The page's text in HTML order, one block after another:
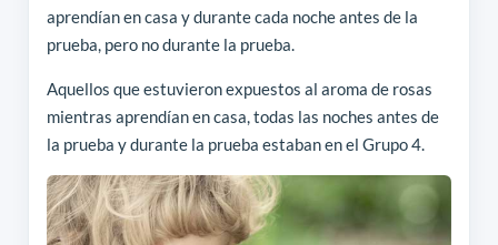
aprendían en casa y durante cada noche antes de la
prueba, pero no durante la prueba.
Aquellos que estuvieron expuestos al aroma de rosas
mientras aprendían en casa, todas las noches antes de
la prueba y durante la prueba estaban en el Grupo 4.